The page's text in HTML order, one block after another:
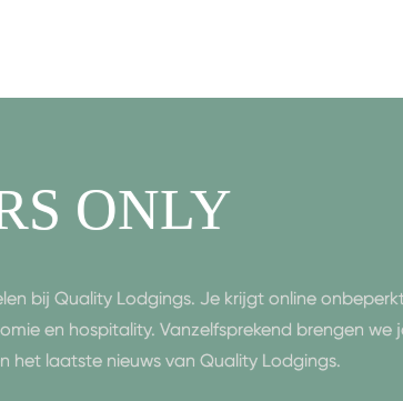
ONLY
bij Quality Lodgings. Je krijgt online
en hospitality. Vanzelfsprekend brengen we
het laatste nieuws van Quality Lodgings.